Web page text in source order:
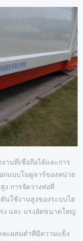
านที่เชื่อถือได้และการ
กแบบโมดูลาร์ของหน่วย
ง การจัดวางท่อที่
นใช้งานสูงของระบบไฮ
ง และ แรงอัดขนาดใหญ่
หะผสมต่ำที่มีความแข็ง